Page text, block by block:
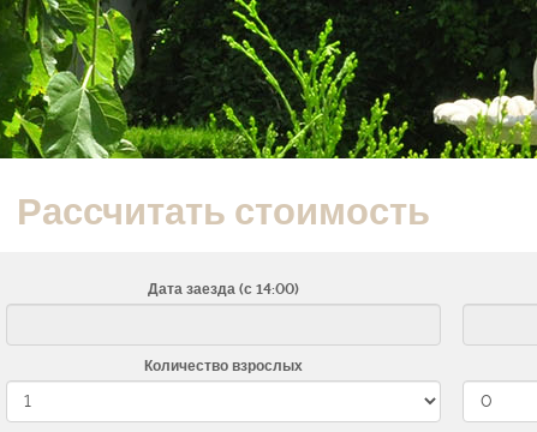
Рассчитать стоимость
Дата заезда (с 14:00)
Количество взрослых